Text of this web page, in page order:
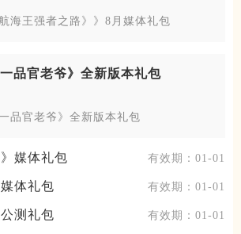
航海王强者之路》》8月媒体礼包
一品官老爷》全新版本礼包
一品官老爷》全新版本礼包
媒体礼包 有效期：01-01
体礼包 有效期：01-01
测礼包 有效期：01-01